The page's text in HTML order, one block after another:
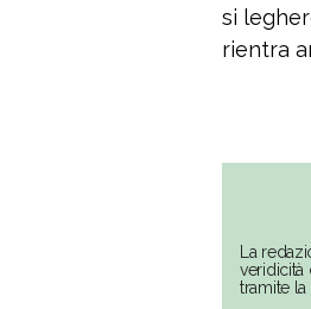
si
rientra
La
veridicità
tramite